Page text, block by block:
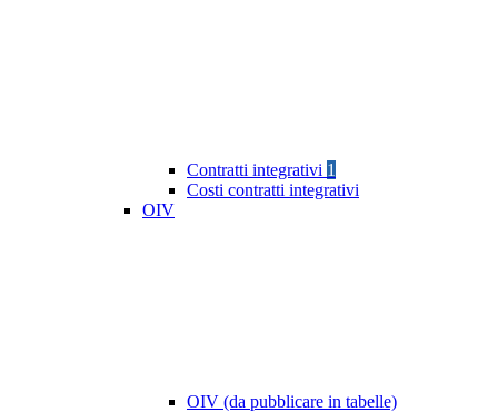
Contratti integrativi 1
Costi contratti integrativi
OIV
OIV (da pubblicare in tabelle)